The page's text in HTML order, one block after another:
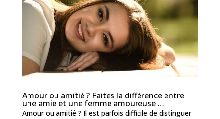
Amour ou amitié ? Faites la différence entre
une amie et une femme amoureuse …
Amour ou amitié ? Il est parfois difficile de distinguer